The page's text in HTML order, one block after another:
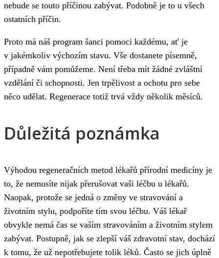
nebude se touto příčinou zabývat. Podobně je to u všech
ostatních příčin.
Proto má náš program šanci pomoci každému, ať je
v jakémkoliv výchozím stavu. Vše dostanete písemně,
případně vám pomůžeme. Není třeba mít žádné zvláštní
vzdělání či schopnosti. Jen trpělivost a ochotu pro sebe
něco udělat. Regenerace totiž trvá vždy několik měsíců.
Důležitá poznámka
Výhodou regeneračních metod lékařů přírodní medicíny je
to, že nemusíte nijak přerušovat vaši léčbu u lékařů.
Naopak, protože se jedná o změny ve stravování a
životním stylu, podpoříte tím svou léčbu. Váš lékař
obvykle nemá čas se vaším stravováním a životním stylem
zabývat. Postupně, jak se zlepší váš zdravotní stav, dochází
k tomu, že už nepotřebujete tolik léků. Často se jich úplně